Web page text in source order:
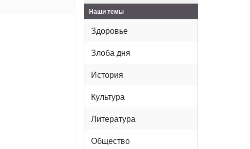
Наши темы
Здоровье
Злоба дня
История
Культура
Литература
Общество